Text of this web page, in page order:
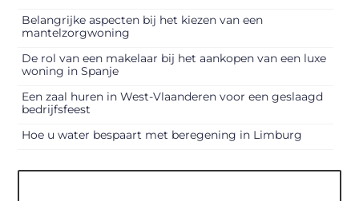
Belangrijke aspecten bij het kiezen van een
mantelzorgwoning
De rol van een makelaar bij het aankopen van een luxe
woning in Spanje
Een zaal huren in West-Vlaanderen voor een geslaagd
bedrijfsfeest
Hoe u water bespaart met beregening in Limburg